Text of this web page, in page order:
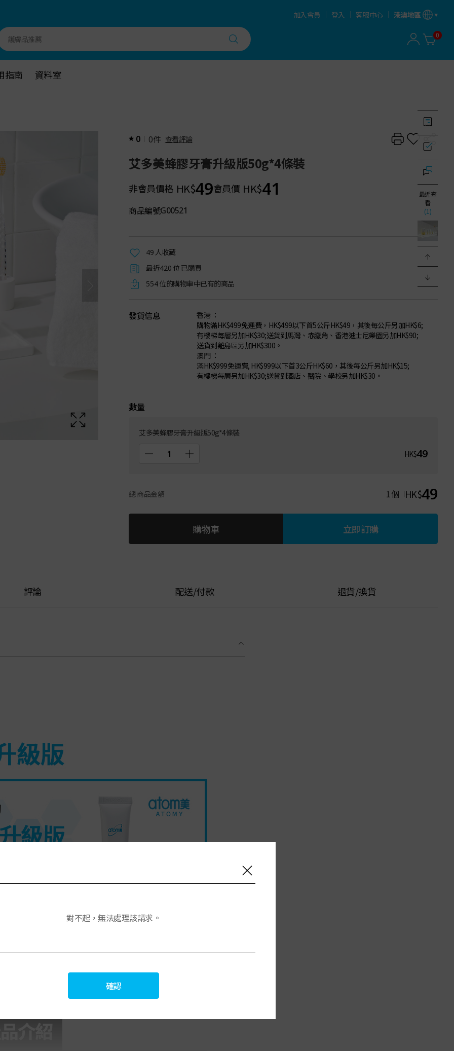
加入會員 登入 客服中心 港澳地區
護膚品推薦 0
指南
指南 資料室
資料室
0 0件 查看評論
艾多美蜂膠牙膏升級版50g*4條裝
非會員價格 HK$49會員價 HK$41
商品編號G00521
49 人收藏
最近420 位 已購買
554位的購物車中已有的商品
發貨信息
香港 ：
購物滿HK$499免運費，HK$499以下首5公斤HK$49，其後每公斤另加HK$6;
有樓梯每層另加HK$30;送貨到馬灣、赤臘角、香港迪士尼樂園另加HK$90;
送貨到離島區另加HK$300。
澳門 ：
滿HK$999免運費, HK$999以下首3公斤HK$60，其後每公斤另加HK$15;
有樓梯每層另加HK$30;送貨到酒店、醫院、學校另加HK$30。
數量
艾多美蜂膠牙膏升級版50g*4條裝
HK$49
總 商品金額 1個 HK$49
購物車 立即訂購
評論 配送/付款 退貨/換貨
最近查
看
(1)
對不起，無法處理該請求。
確認